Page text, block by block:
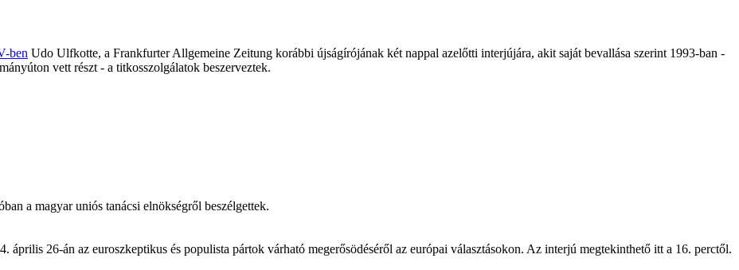
ben Udo Ulfkotte, a Frankfurter Allgemeine Zeitung korábbi újságírójának két nappal azelőtti interjújára, akit saját bevallása szerint 1993-ban -
vett részt - a titkosszolgálatok beszerveztek.
a magyar uniós tanácsi elnökségről beszélgettek.
26-án az euroszkeptikus és populista pártok várható megerősödéséről az európai választásokon. Az interjú megtekinthető itt a 16. perctől.